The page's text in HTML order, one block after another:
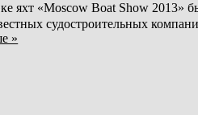
яхт «Moscow Boat Show 2013»
судостроительных
»